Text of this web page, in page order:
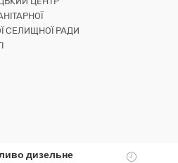
СЕЛИЩНОЇ РАДИ
дизельне